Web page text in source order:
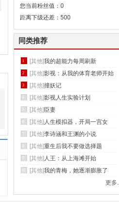
您当前粉丝值：0
距离下级还差：500
同类推荐
1 [其他]我的超能力每周刷新
2 [其他]影视：从我的体育老师开始
3 [其他]撞妖记
[其他]影视人生实验计划
[其他]臣妻
6 [其他]人生模拟器，开局一宫女
[其他]李诗涵和王渊的小说
[其他]重生后我不要做选择题
[其他]人王：从上海滩开始
[其他]我的青梅，她逐渐膨胀了
更多...